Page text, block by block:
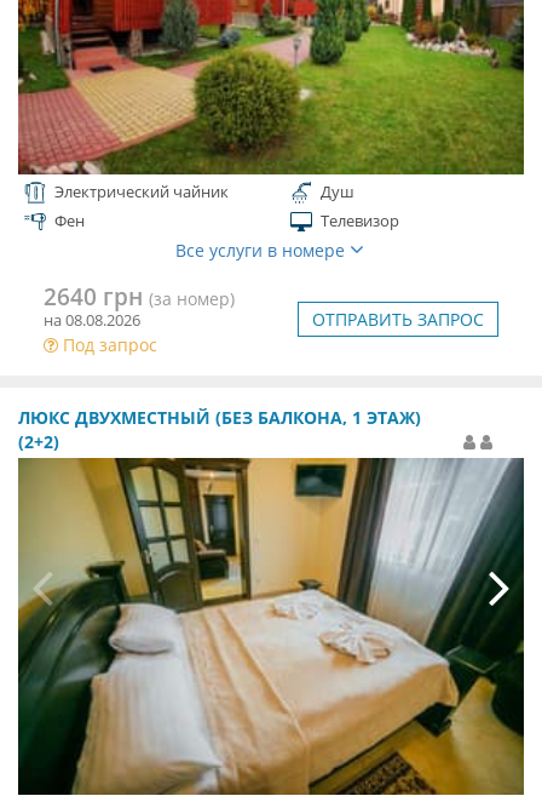
Электрический чайник
Душ
Фен
Телевизор
Все услуги в номере
2640 грн (за номер)
на 08.08.2026
Под запрос
ОТПРАВИТЬ ЗАПРОС
ЛЮКС ДВУХМЕСТНЫЙ (БЕЗ БАЛКОНА, 1 ЭТАЖ)
(2+2)